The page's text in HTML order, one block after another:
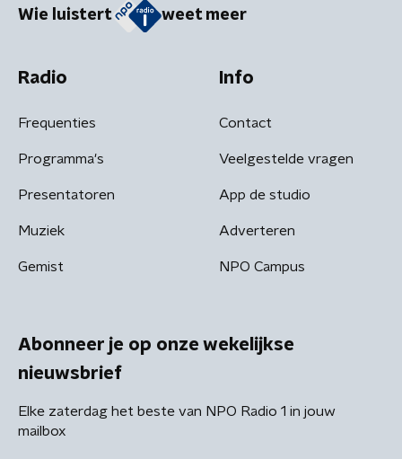
Wie luistert weet meer
Radio
Frequenties
Programma's
Presentatoren
Muziek
Gemist
Info
Contact
Veelgestelde vragen
App de studio
Adverteren
NPO Campus
Abonneer je op onze wekelijkse
nieuwsbrief
Elke zaterdag het beste van NPO Radio 1 in jouw
mailbox